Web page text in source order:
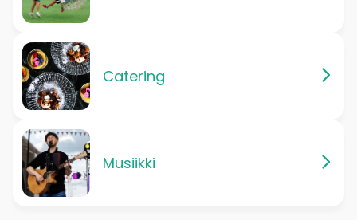
Catering
Musiikki